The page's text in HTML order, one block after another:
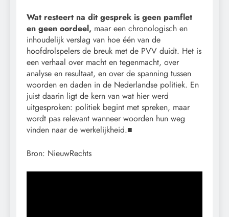
Wat resteert na dit gesprek is geen pamflet
en geen oordeel, maar een chronologisch en
inhoudelijk verslag van hoe één van de
hoofdrolspelers de breuk met de PVV duidt. Het is
een verhaal over macht en tegenmacht, over
analyse en resultaat, en over de spanning tussen
woorden en daden in de Nederlandse politiek. En
juist daarin ligt de kern van wat hier werd
uitgesproken: politiek begint met spreken, maar
wordt pas relevant wanneer woorden hun weg
vinden naar de werkelijkheid.■
Bron: NieuwRechts